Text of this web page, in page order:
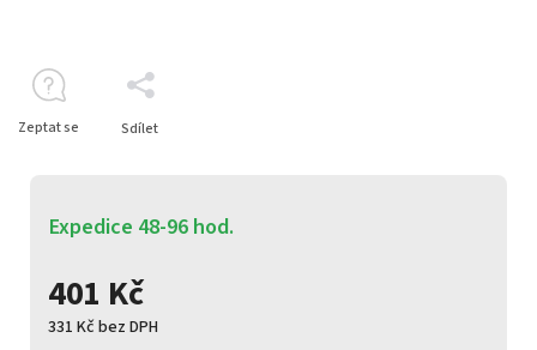
401 Kč
331 Kč bez DPH
Expedice 48-96 hod.
Zeptat se Sdílet